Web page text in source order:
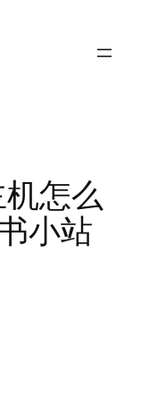
怎么
小站